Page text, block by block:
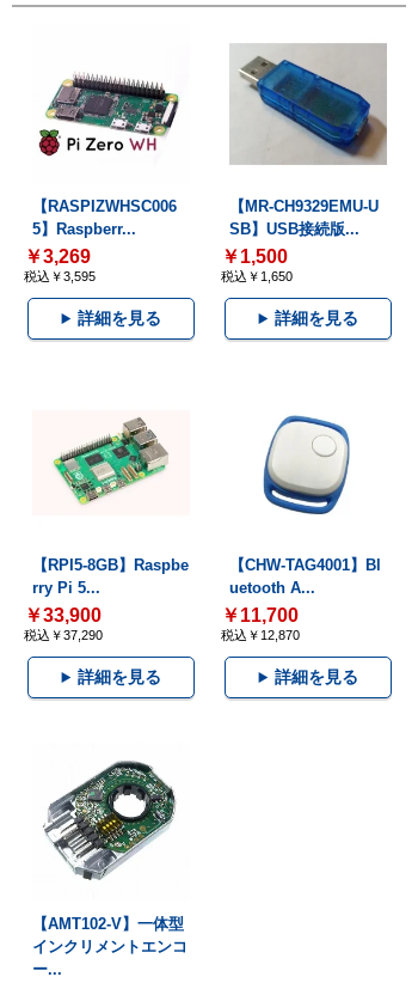
【RASPIZWHSC006
5】Raspberr...
￥3,269
税込￥3,595
詳細を見る
【MR-CH9329EMU-U
SB】USB接続版...
￥1,500
税込￥1,650
詳細を見る
【RPI5-8GB】Raspbe
rry Pi 5...
￥33,900
税込￥37,290
詳細を見る
【CHW-TAG4001】Bl
uetooth A...
￥11,700
税込￥12,870
詳細を見る
【AMT102-V】一体型
インクリメントエンコ
ー...